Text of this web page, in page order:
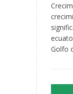
Golfo